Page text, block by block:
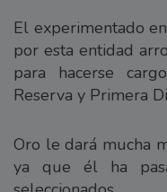
El experimentado
por esta entidad
para hacerse
Reserva y Primera
Oro le dará mucha
ya que él ha